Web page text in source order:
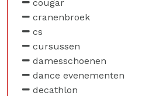
cougar
cranenbroek
cs
cursussen
damesschoenen
dance evenementen
decathlon